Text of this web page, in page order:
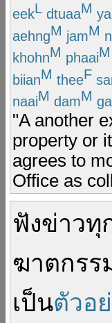
eekL dtuaaM
aehngM jamM
khohnM phaaiM
biianM theeF
naaiM damM
"A another
property or
agrees to
Office as
ฟังข่าวทุ
ฆาตกรร
เป็นตัวอ